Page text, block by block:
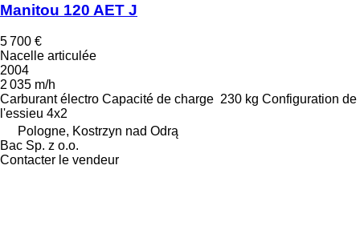
Manitou 120 AET J
5 700 €
Nacelle articulée
2004
2 035 m/h
Carburant électro Capacité de charge 230 kg Configuration de
l'essieu 4x2
Pologne, Kostrzyn nad Odrą
Bac Sp. z o.o.
Contacter le vendeur